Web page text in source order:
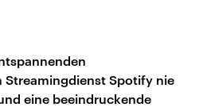
Streamingdienst Spotify nie
eine beeindruckende